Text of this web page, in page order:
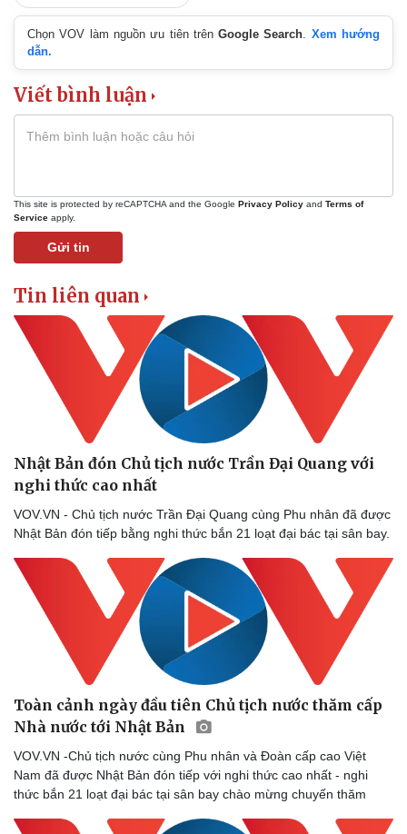
Pháp luật
Vụ án
Tin nóng
Tư vấn luật
Quân sự - Quốc phòng
Việt Nam
Phân tích
Chọn VOV làm nguồn ưu tiên trênGoogle Search. Xem hướng
dẫn.
Viết bình luận
This site is protected by reCAPTCHA and the Google Privacy Policy and Terms of
Service apply.
Gửi tin
Tin liên quan
Nhật Bản đón Chủ tịch nước Trần Đại Quang với
nghi thức cao nhất
VOV.VN - Chủ tịch nước Trần Đại Quang cùng Phu nhân đã được
Nhật Bản đón tiếp bằng nghi thức bắn 21 loạt đại bác tại sân bay.
Toàn cảnh ngày đầu tiên Chủ tịch nước thăm cấp
Nhà nước tới Nhật Bản
VOV.VN -Chủ tịch nước cùng Phu nhân và Đoàn cấp cao Việt
Nam đã được Nhật Bản đón tiếp với nghi thức cao nhất - nghi
thức bắn 21 loạt đại bác tại sân bay chào mừng chuyến thăm